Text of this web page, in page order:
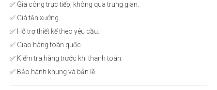
✅ Gia công trực tiếp, không qua trung gian.
✅ Giá tận xưởng.
✅ Hỗ trợ thiết kế theo yêu cầu.
✅ Giao hàng toàn quốc.
✅ Kiểm tra hàng trước khi thanh toán.
✅ Bảo hành khung và bản lề.